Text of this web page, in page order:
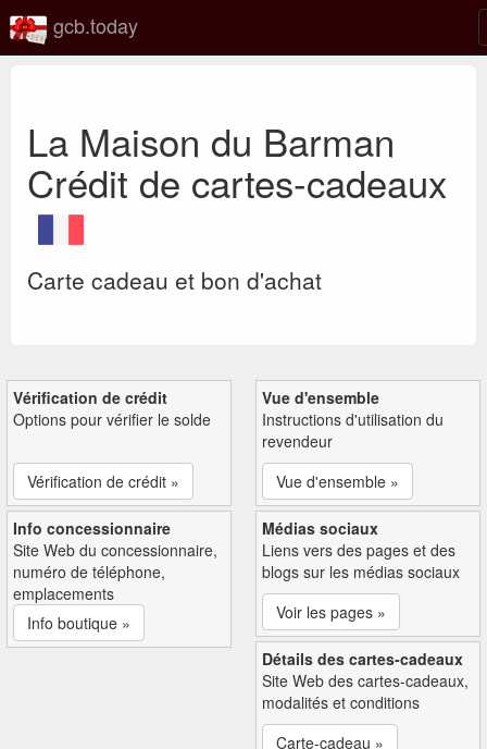
gcb.today
La Maison du Barman
Crédit de cartes-cadeaux
Carte cadeau et bon d'achat
Vérification de crédit
Options pour vérifier le solde
Vérification de crédit »
Vue d'ensemble
Instructions d'utilisation du
revendeur
Vue d'ensemble »
Info concessionnaire
Site Web du concessionnaire,
numéro de téléphone,
emplacements
Info boutique »
Médias sociaux
Liens vers des pages et des
blogs sur les médias sociaux
Voir les pages »
Détails des cartes-cadeaux
Site Web des cartes-cadeaux,
modalités et conditions
Carte-cadeau »